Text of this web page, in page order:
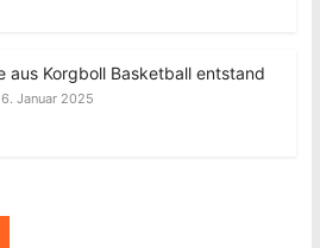
aus Korgboll Basketball entstand
Januar 2025